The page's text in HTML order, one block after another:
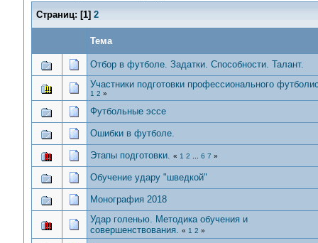
Страниц: [1] 2
Тема
Отбор в футболе. Задатки. Способности. Талант.
Участники подготовки профессионального
1 2 »
Футбольные эссе
Ошибки в футболе.
Этапы подготовки. « 1 2 6 7 »
Обучение удару "шведкой"
Монография 2018
Удар голенью. Методика обучения и
совершенствования. « 1 2 »